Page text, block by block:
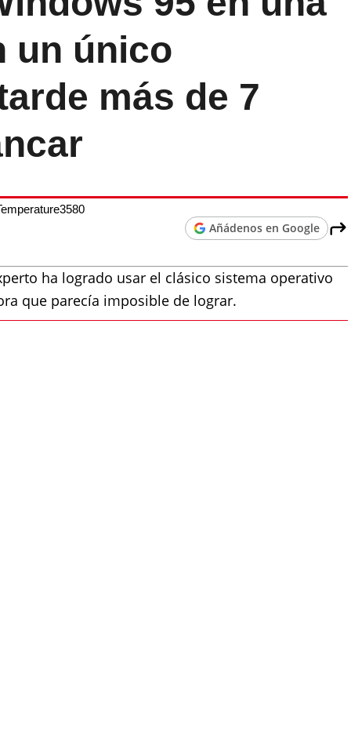
un único
más de 7
Añádenos en Google
ha logrado usar el clásico sistema operativo
que parecía imposible de lograr.